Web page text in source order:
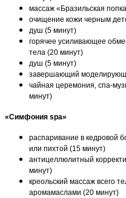
массаж «Бразильская
очищение кожи черным
душ (5 минут)
горячее усиливающее
тела (20 минут)
душ (5 минут)
завершающий
чайная церемония, спа-
минут)
«Симфония spa»
распаривание в кедровой
или пихтой (15 минут)
антицеллюлитный
минут)
креольский массаж всего
аромамаслами (20 минут)